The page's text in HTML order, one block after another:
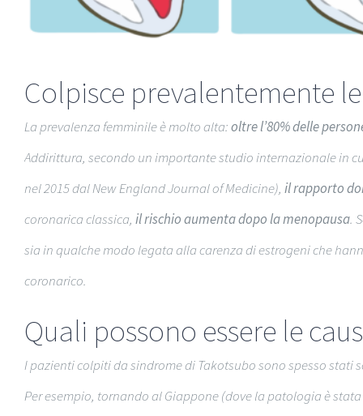
Colpisce prevalentemente
La prevalenza femminile è molto alta:oltre l’80% delle
Addirittura, secondo unimportante studio internazionalein
nel 2015 dal New England Journal of Medicine), il rapporto
coronarica classica, il rischio aumenta dopo la menopausa.
sia in qualche modo legata alla carenza di estrogeni che
coronarico.
Quali possono essere le
I pazienti colpiti da sindrome di Takotsubo sono spesso stati
Per esempio, tornando al Giappone (dove la patologia è